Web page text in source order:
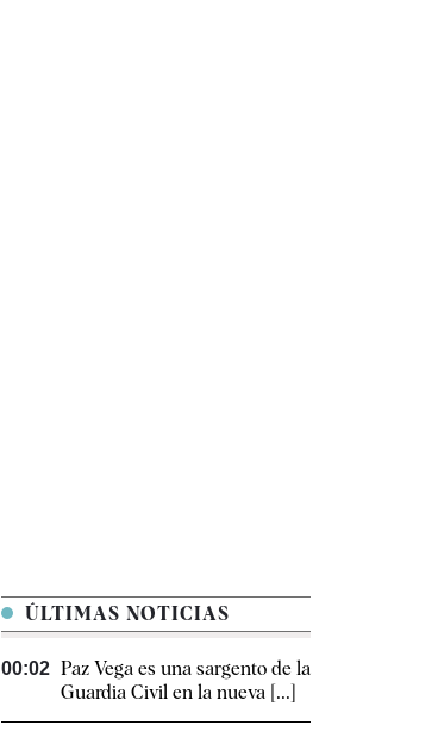
ÚLTIMAS NOTICIAS
00:02 Paz Vega es una sargento de la
Guardia Civil en la nueva [...]